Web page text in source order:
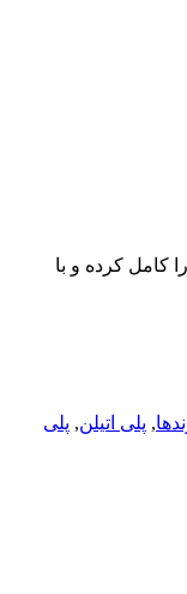
کامل کرده و با
, پلی اتیلن, پلی